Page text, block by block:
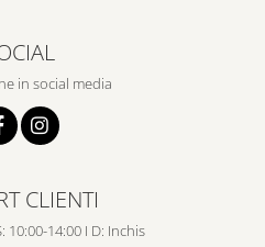
in social media
CLIENTI
10:00-14:00 I D: Inchis